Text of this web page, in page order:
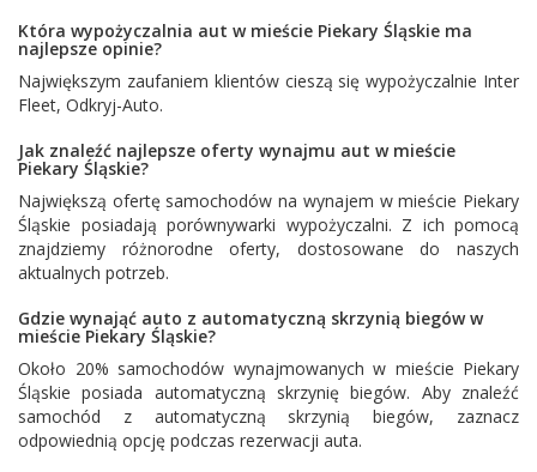
Która wypożyczalnia aut w mieście Piekary Śląskie ma
najlepsze opinie?
Największym zaufaniem klientów cieszą się wypożyczalnie Inter
Fleet, Odkryj-Auto.
Jak znaleźć najlepsze oferty wynajmu aut w mieście
Piekary Śląskie?
Największą ofertę samochodów na wynajem w mieście Piekary
Śląskie posiadają porównywarki wypożyczalni. Z ich pomocą
znajdziemy różnorodne oferty, dostosowane do naszych
aktualnych potrzeb.
Gdzie wynająć auto z automatyczną skrzynią biegów w
mieście Piekary Śląskie?
Około 20% samochodów wynajmowanych w mieście Piekary
Śląskie posiada automatyczną skrzynię biegów. Aby znaleźć
samochód z automatyczną skrzynią biegów, zaznacz
odpowiednią opcję podczas rezerwacji auta.